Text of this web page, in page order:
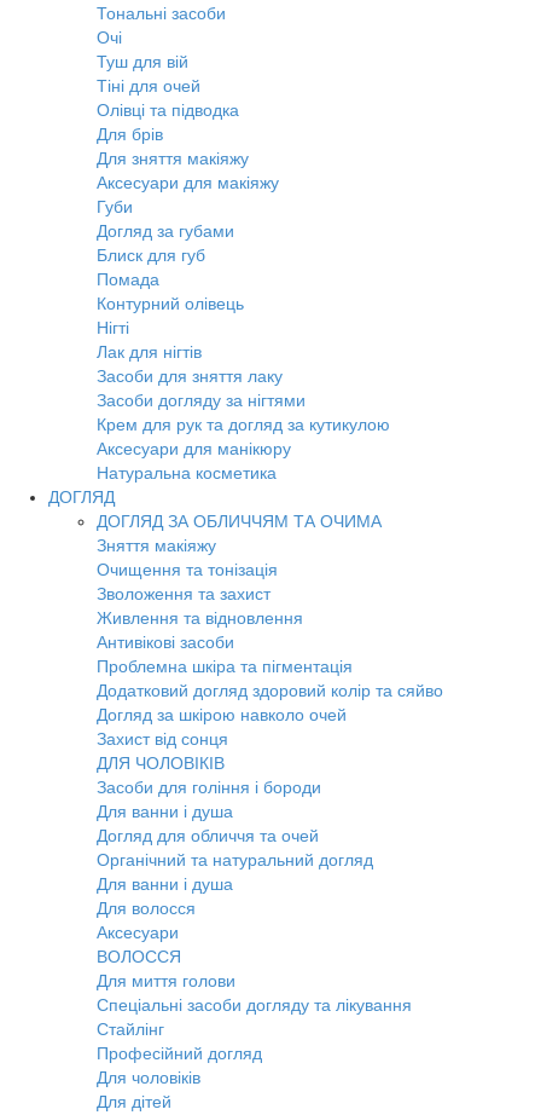
Тональні засоби
Очі
Туш для вій
Тіні для очей
Олівці та підводка
Для брів
Для зняття макіяжу
Аксесуари для макіяжу
Губи
Догляд за губами
Блиск для губ
Помада
Контурний олівець
Нігті
Лак для нігтів
Засоби для зняття лаку
Засоби догляду за нігтями
Крем для рук та догляд за кутикулою
Аксесуари для манікюру
Натуральна косметика
ДОГЛЯД
ДОГЛЯД ЗА ОБЛИЧЧЯМ ТА ОЧИМА
Зняття макіяжу
Очищення та тонізація
Зволоження та захист
Живлення та відновлення
Антивікові засоби
Проблемна шкіра та пігментація
Додатковий догляд здоровий колір та сяйво
Догляд за шкірою навколо очей
Захист від сонця
ДЛЯ ЧОЛОВІКІВ
Засоби для гоління і бороди
Для ванни і душа
Догляд для обличчя та очей
Органічний та натуральний догляд
Для ванни і душа
Для волосся
Аксесуари
ВОЛОССЯ
Для миття голови
Спеціальні засоби догляду та лікування
Стайлінг
Професійний догляд
Для чоловіків
Для дітей